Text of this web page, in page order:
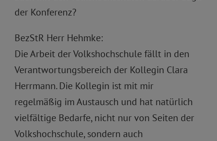
der Konferenz?
BezStR Herr Hehmke:
Die Arbeit der Volkshochschule fällt in den
Verantwortungsbereich der Kollegin Clara
Herrmann. Die Kollegin ist mit mir
regelmäßig im Austausch und hat natürlich
vielfältige Bedarfe, nicht nur von Seiten der
Volkshochschule, sondern auch